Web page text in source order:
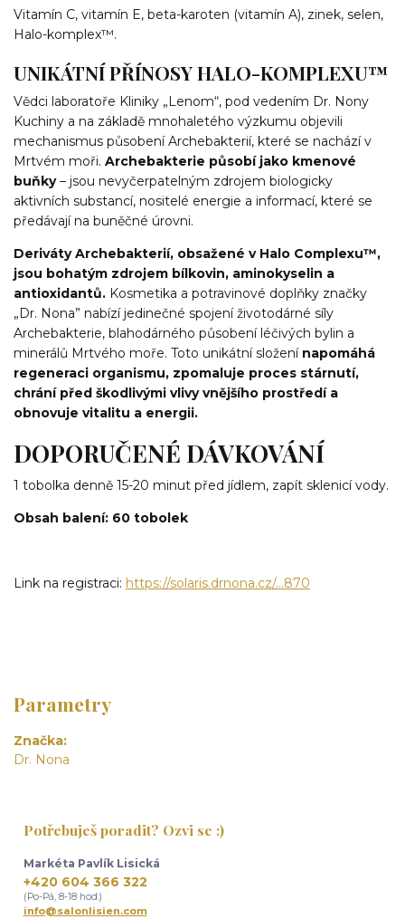
Vitamín C, vitamín E, beta-karoten (vitamín A), zinek, selen,
Halo-komplex™.
UNIKÁTNÍ PŘÍNOSY HALO-KOMPLEXU™
Vědci laboratoře Kliniky „Lenom“, pod vedením Dr. Nony
Kuchiny a na základě mnohaletého výzkumu objevili
mechanismus působení Archebakterií, které se nachází v
Mrtvém moři. Archebakterie působí jako kmenové
buňky– jsou nevyčerpatelným zdrojem biologicky
aktivních substancí, nositelé energie a informací, které se
předávají na buněčné úrovni.
Deriváty Archebakterií, obsažené v Halo Complexu™,
jsou bohatým zdrojem bílkovin, aminokyselin a
antioxidantů. Kosmetika a potravinové doplňky značky
„Dr. Nona” nabízí jedinečné spojení životodárné síly
Archebakterie, blahodárného působení léčivých bylin a
minerálů Mrtvého moře. Toto unikátní složení napomáhá
regeneraci organismu, zpomaluje proces stárnutí,
chrání před škodlivými vlivy vnějšího prostředí a
obnovuje vitalitu a energii.
DOPORUČENÉ DÁVKOVÁNÍ
1 tobolka denně 15-20 minut před jídlem, zapít sklenicí vody.
Obsah balení: 60 tobolek
Link na registraci: https://solaris.drnona.cz/…870
Parametry
Značka
Dr. Nona
Potřebuješ poradit? Ozvi se :)
Markéta Pavlík Lisická
+420 604 366 322
(Po-Pá, 8-18 hod.)
info@salonlisien.com